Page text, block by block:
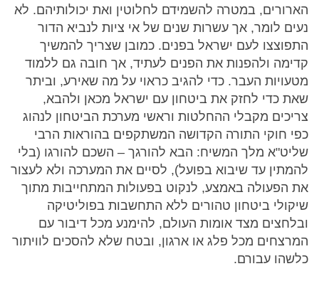
הארורים, במטרה להשמידם לחלוטין ואת יכולותיהם. לא
נעים לומר, אך עשרות שנים של אי ציות לנביא הדור
התפוצצו לעם ישראל בפנים. כמובן שצריך להמשיך
קדימה ולהפנות את הפנים לעתיד, אך חובה גם ללמוד
מטעויות העבר. כדי להגיב כראוי על מה שאירע, וביתר
שאת כדי לחזק את ביטחון עם ישראל מכאן ולהבא,
צריכים מקבלי ההחלטות וראשי מערכת הביטחון לנהוג
כפי חוקי התורה הקדושה המשתקפים בהוראות הרבי
שליט"א מלך המשיח: הבא להורגך – השכם להורגו (בלי
להמתין עד שיבוא בפועל), לסיים את המערכה ולא לעצור
את הפעולה באמצע, לנקוט בפעולות המתחייבות מתוך
שיקולי ביטחון טהורים ללא התחשבות בפוליטיקה
ובלחצים מצד אומות העולם, להימנע מכל דיבור עם
המרצחים מכל פלג או ארגון, ובטח שלא להסכים לוויתור
כלשהו עבורם.